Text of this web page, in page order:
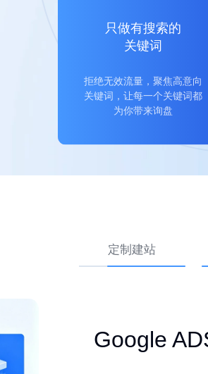
只做有搜索的
关键词
拒绝无效流量，聚焦高意向
关键词，让每一个关键词都
为你带来询盘
定制建站
高转化外
Google
外贸网站
优化